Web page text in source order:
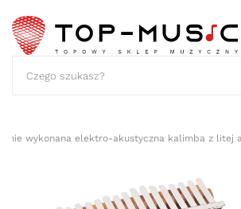
wykonana elektro-akustyczna kalimba z litej